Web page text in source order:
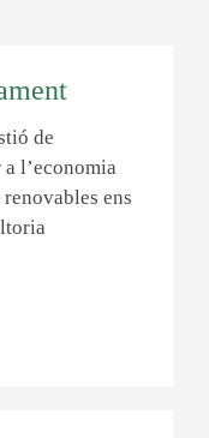
de
a l’economia
ens